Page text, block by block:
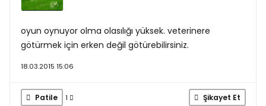
oyun oynuyor olma olasılığı yüksek. veterinere
götürmek için erken değil götürebilirsiniz.
18.03.2015 15:06
Patile 1 Şikayet Et